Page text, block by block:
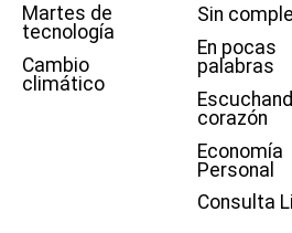
Martes de
tecnología
Cambio
climático
Sin
En pocas
palabras
corazón
Economía
Personal
Consulta